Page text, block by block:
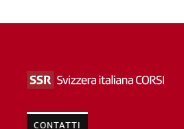
CONTATTI